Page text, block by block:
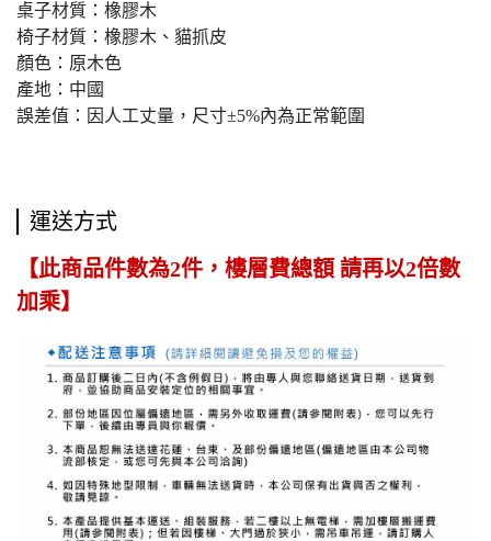
桌子材質：橡膠木
椅子材質：橡膠木、貓抓皮
顏色：原木色
產地：中國
誤差值：因人工丈量，尺寸±5%內為正常範圍
運送方式
【此商品件數為2件，樓層費總額 請再以2倍數
加乘】